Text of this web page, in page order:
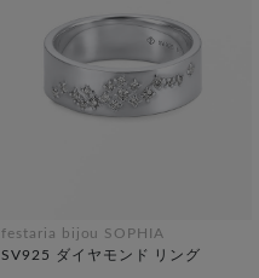
festaria bijou SOPHIA
SV925 ダイヤモンド リング